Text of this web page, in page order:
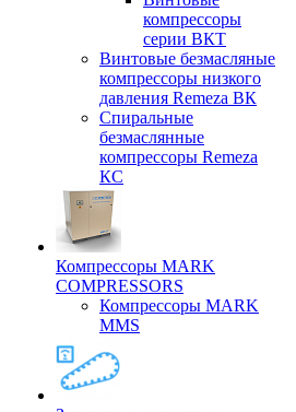
компрессоры
серии ВКТ
Винтовые безмасляные
компрессоры низкого
давления Remeza ВК
Спиральные
безмаслянные
компрессоры Remeza
КС
Компрессоры MARK
COMPRESSORS
Компрессоры MARK
MMS